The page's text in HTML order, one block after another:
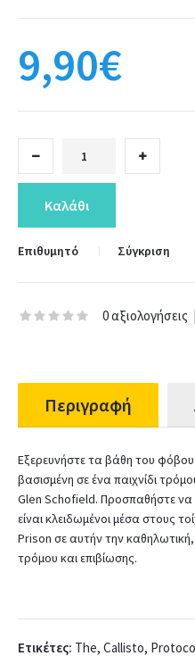
9,90€
Επιθυμητό Σύγκριση
0 αξιολογήσεις
Περιγραφή
Εξερευνήστε τα βάθη του φόβου
βασισμένη σε ένα παιχνίδι
Glen Schofield. Προσπαθήστε να
είναι κλειδωμένοι μέσα στους
Prison σε αυτήν την
τρόμου και επιβίωσης.
Ετικέτες: The, Callisto,